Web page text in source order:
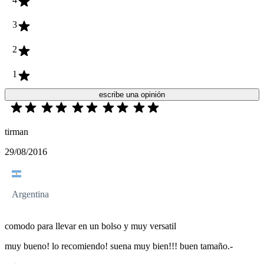
3
2
1
escribe una opinión
tirman
29/08/2016
Argentina
comodo para llevar en un bolso y muy versatil
muy bueno! lo recomiendo! suena muy bien!!! buen tamaño.-